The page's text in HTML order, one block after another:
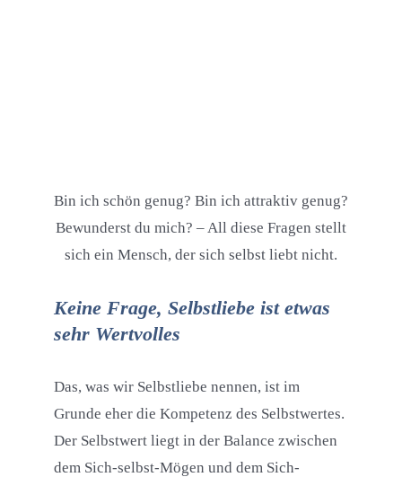
Bin ich schön genug? Bin ich attraktiv genug?
Bewunderst du mich? – All diese Fragen stellt
sich ein Mensch, der sich selbst liebt nicht.
Keine Frage, Selbstliebe ist etwas
sehr Wertvolles
Das, was wir Selbstliebe nennen, ist im
Grunde eher die Kompetenz des Selbstwertes.
Der Selbstwert liegt in der Balance zwischen
dem Sich-selbst-Mögen und dem Sich-